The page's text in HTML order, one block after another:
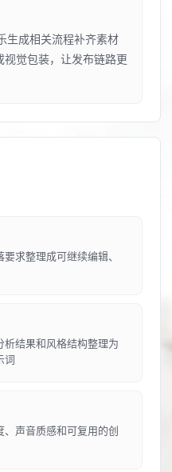
生成相关流程补齐素材
觉包装，让发布链路更
求整理成可继续编辑、
结果和风格结构整理为
词
声音质感和可复用的创